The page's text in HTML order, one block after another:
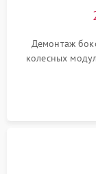
Демонтаж
колесных
очистка